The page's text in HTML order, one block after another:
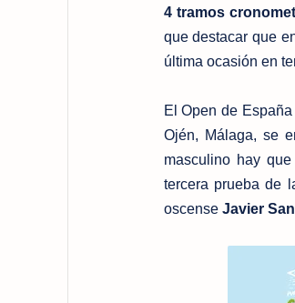
4 tramos
que destacar que
última ocasión en
El Open de
Ojén, Málaga, se
masculino hay
tercera prueba de
oscense Javier